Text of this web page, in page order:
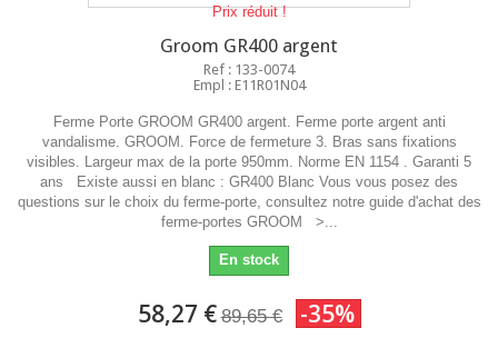
Prix réduit !
Groom GR400 argent
Ref : 133-0074
Empl : E11R01N04
Ferme Porte GROOM GR400 argent. Ferme porte argent anti
vandalisme. GROOM. Force de fermeture 3. Bras sans fixations
visibles. Largeur max de la porte 950mm. Norme EN 1154 . Garanti 5
ans Existe aussi en blanc : GR400 Blanc Vous vous posez des
questions sur le choix du ferme-porte, consultez notre guide d'achat des
ferme-portes GROOM >...
En stock
58,27 € 89,65 € -35%